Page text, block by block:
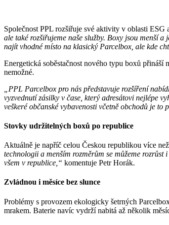
Společnost PPL rozšiřuje své aktivity v oblasti
ale také rozšiřujeme naše služby. Boxy jsou menší
najít vhodné místo na klasický Parcelbox, ale kde
Energetická soběstačnost nového typu boxů
nemožné.
„PPL Parcelbox pro nás představuje rozšíření
vyzvednutí zásilky v čase, který adresátovi nejlépe
veškeré občanské vybavenosti včetně obchodů je
Stovky udržitelných boxů po republice
Aktuálně je napříč celou Českou republikou více
technologii a menším rozměrům se můžeme
všem v republice,“ komentuje Petr Horák.
Zvládnou i měsíce bez slunce
Problémy s provozem ekologicky šetrných
mrakem. Baterie navíc vydrží nabitá až několik